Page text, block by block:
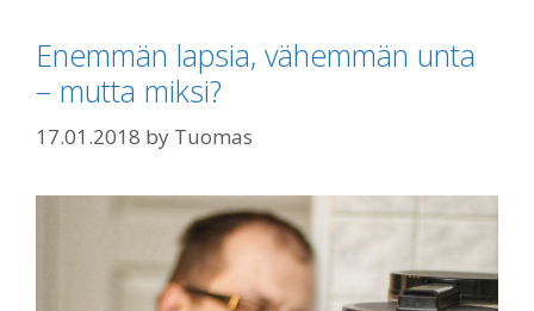
Enemmän lapsia, vähemmän unta
– mutta miksi?
17.01.2018 by Tuomas